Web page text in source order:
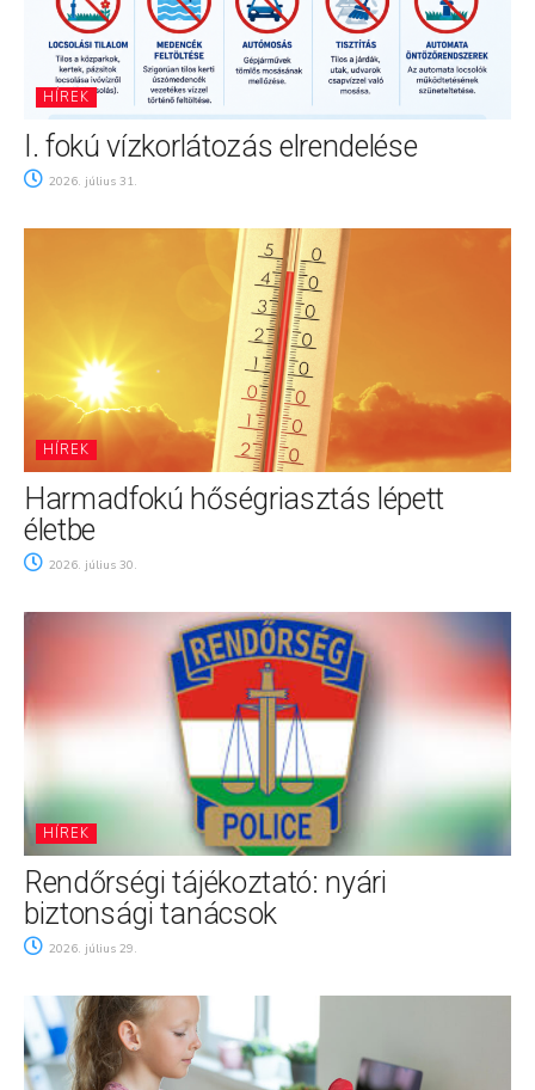
HÍREK
I. fokú vízkorlátozás elrendelése
2026. július 31.
HÍREK
Harmadfokú hőségriasztás lépett
életbe
2026. július 30.
HÍREK
Rendőrségi tájékoztató: nyári
biztonsági tanácsok
2026. július 29.